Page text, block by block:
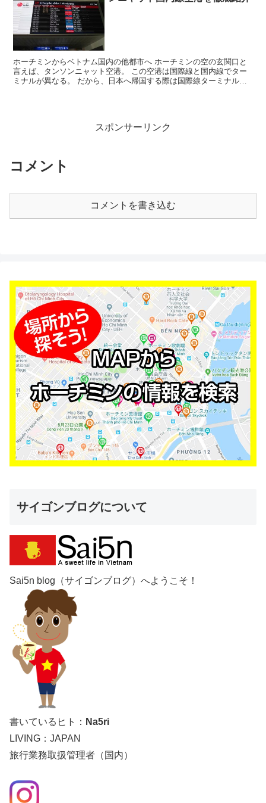
ホーチミンからベトナム国内の他都市へ ホーチミンの空の玄関口と
言えば、タンソンニャット空港。 この空港は国際線と国内線でター
ミナルが異なる。 だから、日本へ帰国する際は国際線ターミナルに
スポンサーリンク
コメント
コメントを書き込む
サイゴンブログについて
Sai5n blog（サイゴンブログ）へようこそ！
書いているヒト： Na5ri
LIVING：JAPAN
旅行業務取扱管理者（国内）